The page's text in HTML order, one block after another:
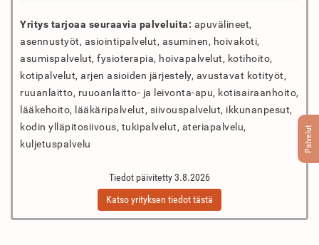
Palvelut
Yritys tarjoaa seuraavia palveluita: apuvälineet,
asennustyöt, asiointipalvelut, asuminen, hoivakoti,
asumispalvelut, fysioterapia, hoivapalvelut, kotihoito,
kotipalvelut, arjen asioiden järjestely, avustavat kotityöt,
ruuanlaitto, ruuoanlaitto- ja leivonta-apu, kotisairaanhoito,
lääkehoito, lääkäripalvelut, siivouspalvelut, ikkunanpesut,
kodin ylläpitosiivous, tukipalvelut, ateriapalvelu,
kuljetuspalvelu
Tiedot päivitetty 3.8.2026
Katso yrityksen tiedot tästä